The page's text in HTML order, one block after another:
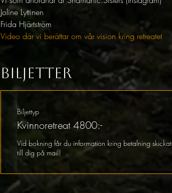
Joline Lyttinen
Frida Hjärtström
Video där vi berättar om vår vision kring retreatet
Biljetter
Biljettyp
Kvinnoretreat 4800:-
Vid bokning får du information kring betalning skickat
till dig på mail!